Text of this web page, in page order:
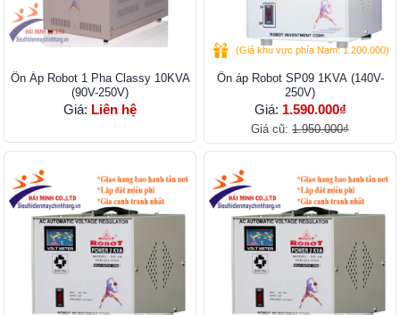
Ổn Áp Robot 1 Pha Classy 10KVA
(90V-250V)
Giá: Liên hệ
(Giá khu vực phía Nam: 1.200.000)
Ổn áp Robot SP09 1KVA (140V-
250V)
Giá: 1.590.000₫
Giá cũ: 1.950.000₫